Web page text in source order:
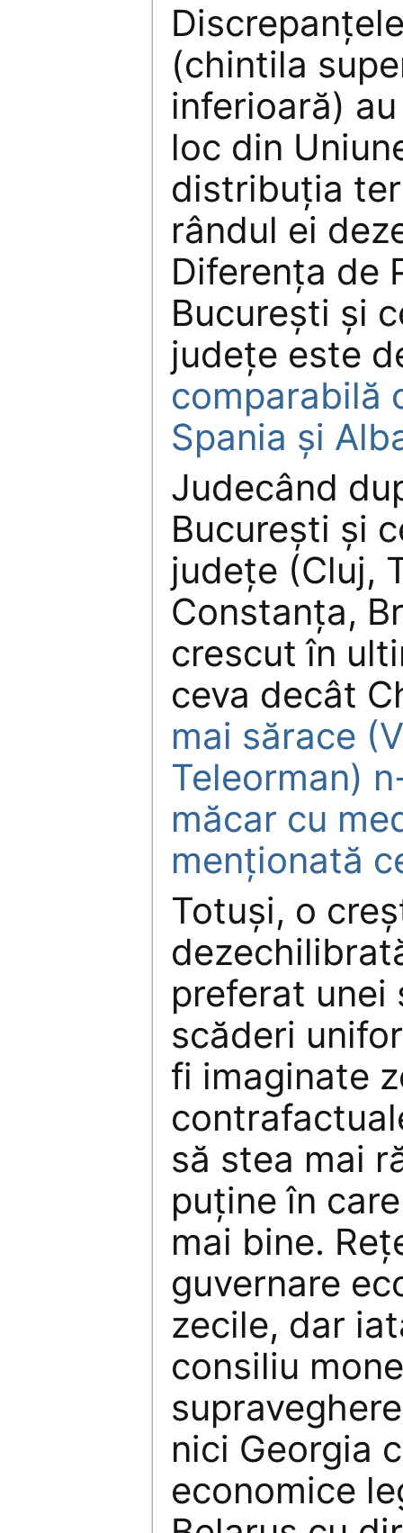
(chintila
inferioară)
loc din
distribuția
rândul ei
Diferența de
București și
județe este
comparabilă
Spania și
Judecând
București și
județe (Cluj,
Constanța,
crescut în
ceva decât
mai sărace
Teleorman)
măcar cu
menționată
Totuși, o
preferat unei
scăderi
fi imaginate
să stea mai
puține în
mai bine.
guvernare
zecile, dar
consiliu
nici Georgia
economice